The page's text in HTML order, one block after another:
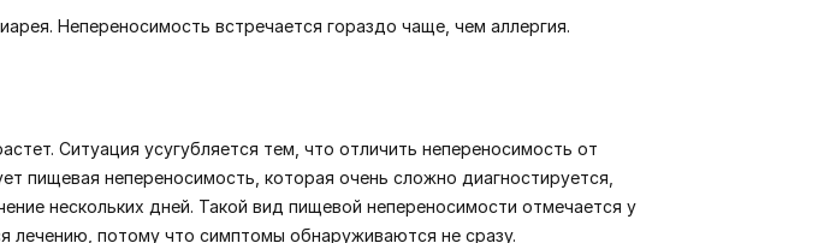
Непереносимость встречается гораздо чаще, чем аллергия.
Ситуация усугубляется тем, что отличить непереносимость от
пищевая непереносимость, которая очень сложно диагностируется,
нескольких дней. Такой вид пищевой непереносимости отмечается у
потому что симптомы обнаруживаются не сразу.